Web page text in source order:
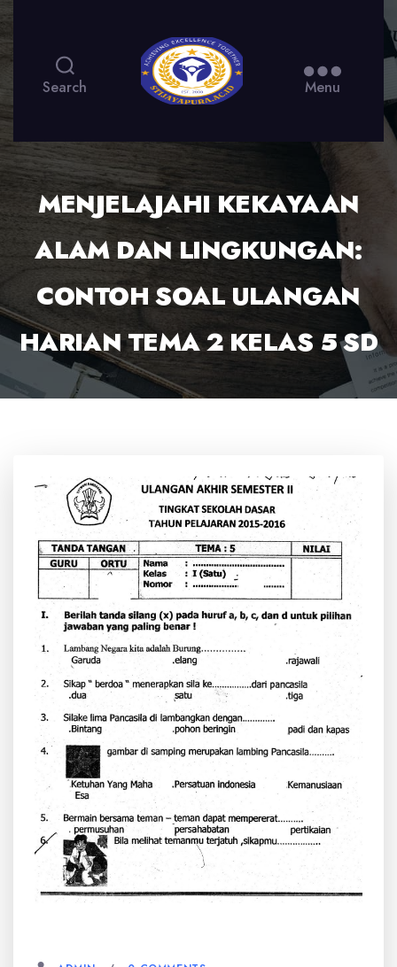
Search Menu
MENJELAJAHI KEKAYAAN
ALAM DAN LINGKUNGAN:
CONTOH SOAL ULANGAN
HARIAN TEMA 2 KELAS 5 SD